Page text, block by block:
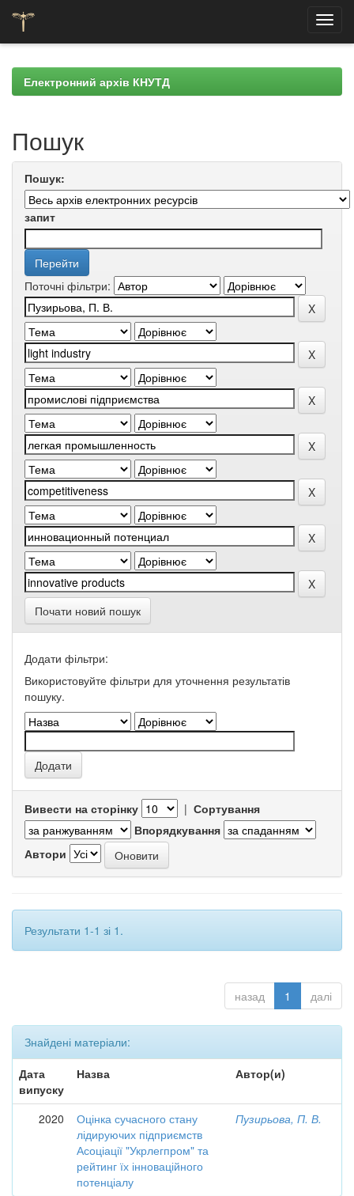
navigationЕлектронний архів КНУТД
Пошук
Пошук:
запит
Поточні фільтри:
Почати новий пошук
Додати фільтри:
Використовуйте фільтри для уточнення результатів
пошуку.
Вивести на сторінку | Сортування
Впорядкування
Автори
Результати 1-1 зі 1.
назад 1 далі
Знайдені матеріали:
Дата
випуску
Назва Автор(и)
2020
Оцінка сучасного стану
лідируючих підприємств
Асоціації "Укрлегпром" та
рейтинг їх інноваційного
потенціалу
Пузирьова, П. В.